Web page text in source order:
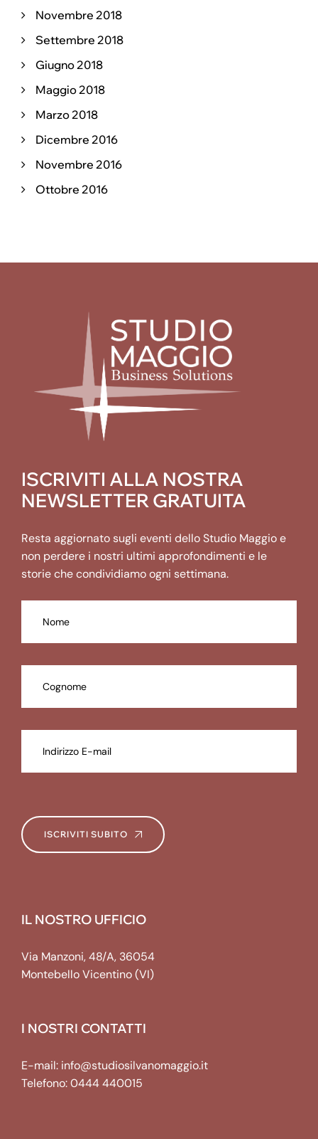
Novembre 2018
Settembre 2018
Giugno 2018
Maggio 2018
Marzo 2018
Dicembre 2016
Novembre 2016
Ottobre 2016
ISCRIVITI ALLA NOSTRA
NEWSLETTER GRATUITA
Resta aggiornato sugli eventi dello Studio Maggio e
non perdere i nostri ultimi approfondimenti e le
storie che condividiamo ogni settimana.
ISCRIVITI SUBITO
IL NOSTRO UFFICIO
Via Manzoni, 48/A, 36054
Montebello Vicentino (VI)
I NOSTRI CONTATTI
E-mail: info@studiosilvanomaggio.it
Telefono:0444 440015